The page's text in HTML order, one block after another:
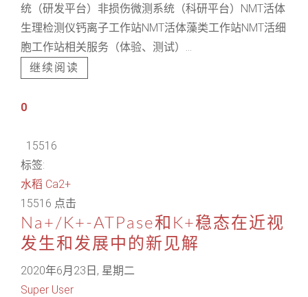
统（研发平台）非损伤微测系统（科研平台）NMT活体
生理检测仪钙离子工作站NMT活体藻类工作站NMT活细
胞工作站相关服务（体验、测试）...
继续阅读
0
15516
标签:
水稻 Ca2+
15516 点击
Na+/K+-ATPase和K+稳态在近视
发生和发展中的新见解
2020年6月23日, 星期二
Super User